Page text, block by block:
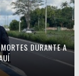
DURANTE A